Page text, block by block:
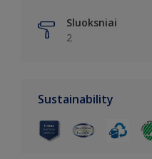
Sluoksniai
2
Sustainability